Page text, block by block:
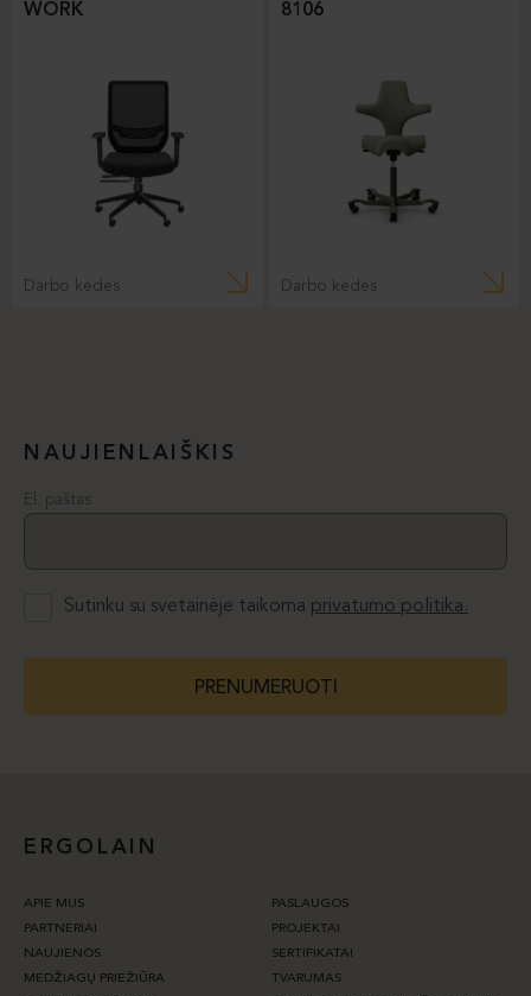
WORK
Darbo kėdės
8106
Darbo kėdės
NAUJIENLAIŠKIS
El. paštas
Sutinku su svetainėje taikoma privatumo politika.
PRENUMERUOTI
ERGOLAIN
APIE MUS
PASLAUGOS
PARTNERIAI
PROJEKTAI
NAUJIENOS
SERTIFIKATAI
MEDŽIAGŲ PRIEŽIŪRA
TVARUMAS